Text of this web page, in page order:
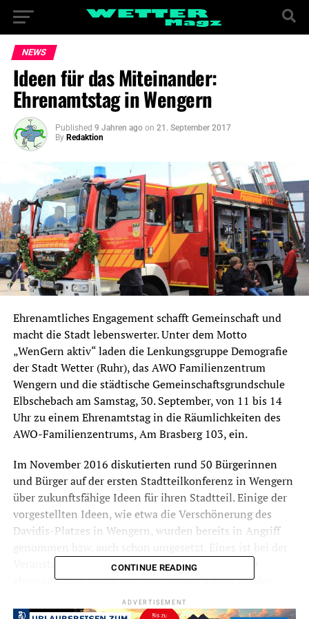
NEWS
Ideen für das Miteinander:
Ehrenamtstag in Wengern
Published 9 Jahren ago on 21. September 2017
By Redaktion
Ehrenamtliches Engagement schafft Gemeinschaft und
macht die Stadt lebenswerter. Unter dem Motto
„WenGern aktiv“ laden die Lenkungsgruppe Demografie
der Stadt Wetter (Ruhr), das AWO Familienzentrum
Wengern und die städtische Gemeinschaftsgrundschule
Elbschebach am Samstag, 30. September, von 11 bis 14
Uhr zu einem Ehrenamtstag in die Räumlichkeiten des
AWO-Familienzentrums, Am Brasberg 103, ein.
Im November 2016 diskutierten rund 50 Bürgerinnen
und Bürger auf der ersten Stadtteilkonferenz in Wengern
über zukunftsfähige Ideen für ihren Stadtteil. Einige der
vorgestellten Ideen, wie etwa die Verschönerung des
Davidis-Platzes in Wengern, wurden bereits in Angriff
Veranstaltung aber auch deutlich geworden: Viele
ehrenamtliche Initiativen sind immer wieder auf der
Suche nach weiteren engagierten Menschen, die sich
ehrenamtlich für ihre Mitmenschen einsetzen wollen.
CONTINUE READING
ADVERTISEMENT